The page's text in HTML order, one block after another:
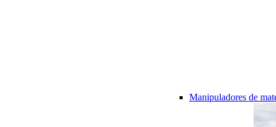
Manipuladores de